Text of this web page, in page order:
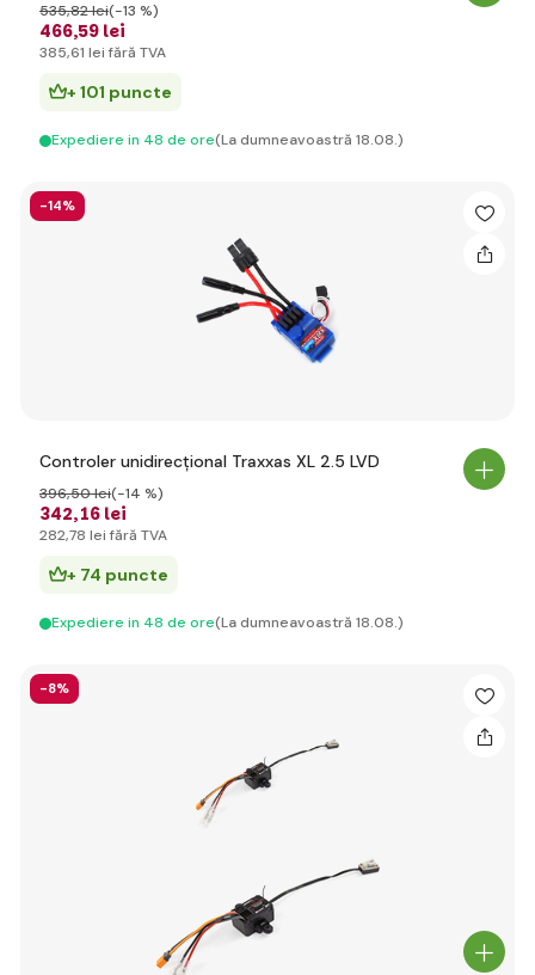
466,59 lei
535,82 lei(-13 %)
385,61 lei fără TVA
+ 101 puncte
Expediere in 48 de ore(La dumneavoastră 18.08.)
-14%
Controler unidirecțional Traxxas XL 2.5 LVD
342,16 lei
396,50 lei(-14 %)
282,78 lei fără TVA
+ 74 puncte
Expediere in 48 de ore(La dumneavoastră 18.08.)
-8%